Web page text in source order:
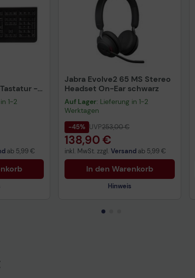
Samsung MultiXpress X7600GX Multifunktions-Farblaser
(SLX7600GXSEE)
Samsung SL-X 7500 Series Multifunktions-Farblaser
-
1-2
ab 5,99 €
Jabra Evolve2 65 MS Stereo
Headset On-Ear schwarz
Auf Lager: Lieferung in 1-2
Werktagen
-45% UVP253,00 €
138,90 €
inkl. MwSt. zzgl. Versand ab 5,99 €
In den Warenkorb
Hinweis